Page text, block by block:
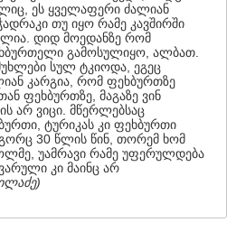
ეს ყველაფერი ძალიან
თუ იყო რამე კავშირში
დიდ მოედანზე რომ
გამოსულიყო, ალბათ.
სულ ტკიოდა, ეგეც
კარგია, რომ ფეხბურთზე
ფეხბურთზე, მაგაზე ვინ
არ ვიცი. მწერლებსაც
ტურიკას კი ფეხბურთი
30 წლის წინ, თორემ ხომ
უამრავი რამე უფერულდება
კი მაინც არ